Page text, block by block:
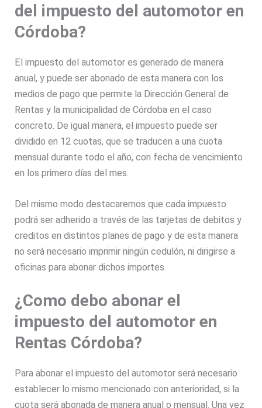
del impuesto del automotor en
Córdoba?
El impuesto del automotor es generado de manera
anual, y puede ser abonado de esta manera con los
medios de pago que permite la Dirección General de
Rentas y la municipalidad de Córdoba en el caso
concreto. De igual manera, el impuesto puede ser
dividido en 12 cuotas, que se traducen a una cuota
mensual durante todo el año, con fecha de vencimiento
en los primero días del mes.
Del mismo modo destacaremos que cada impuesto
podrá ser adherido a través de las tarjetas de debitos y
creditos en distintos planes de pago y de esta manera
no será necesario imprimir ningún cedulón, ni dirigirse a
oficinas para abonar dichos importes.
¿Como debo abonar el
impuesto del automotor en
Rentas Córdoba?
Para abonar el impuesto del automotor será necesario
establecer lo mismo mencionado con anterioridad, si la
cuota será abonada de manera anual o mensual. Una vez